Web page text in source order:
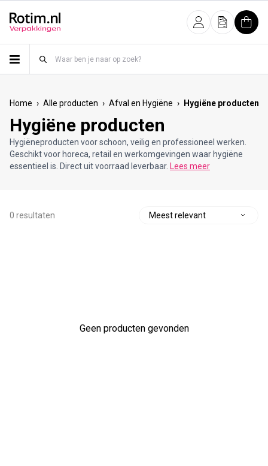
InloggenOfferte
Home › Alle producten › Afval en Hygiëne › Hygiëne producten
Hygiëne producten
Hygiëneproducten voor schoon, veilig en professioneel werken.
Geschikt voor horeca, retail en werkomgevingen waar hygiëne
essentieel is. Direct uit voorraad leverbaar. Lees meer
0 resultaten
Geen producten gevonden